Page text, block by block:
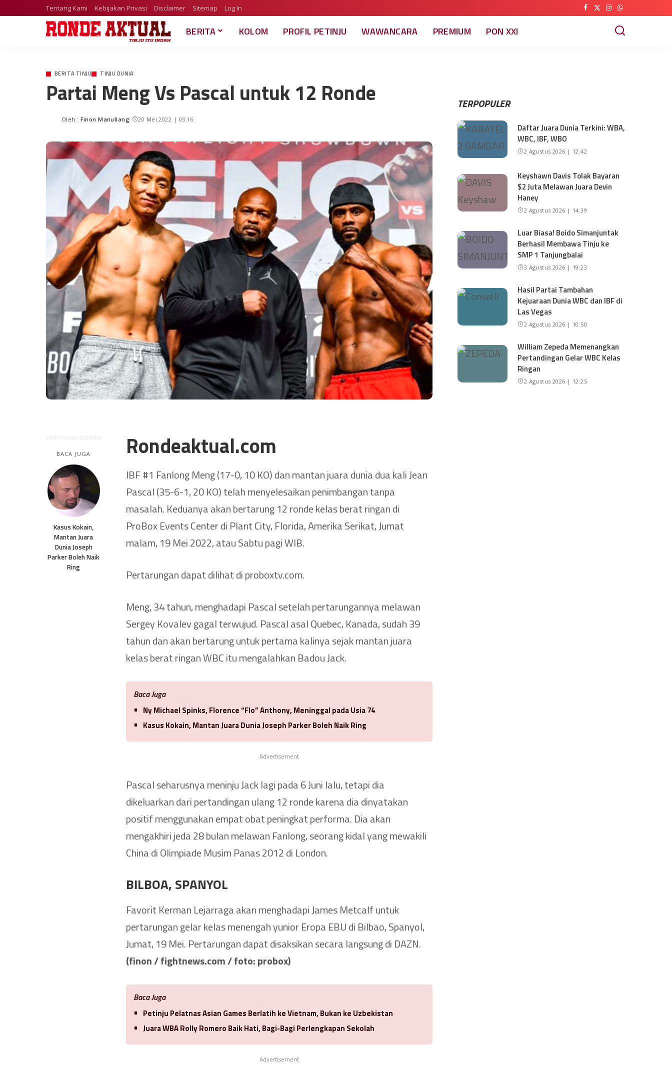
Tentang Kami Kebijakan Privasi Disclaimer Sitemap Log In
BERITA KOLOM PROFIL PETINJU WAWANCARA PREMIUM PON XXI
BERITA TINJU TINJU DUNIA
Partai Meng Vs Pascal untuk 12 Ronde
Oleh : Finon Manullang 20 Mei 2022 | 05:16
BACA JUGA
Kasus Kokain,
Mantan Juara
Dunia Joseph
Parker Boleh Naik
Ring
Rondeaktual.com
IBF #1 Fanlong Meng (17-0, 10 KO) dan mantan juara dunia dua kali Jean
Pascal (35-6-1, 20 KO) telah menyelesaikan penimbangan tanpa
masalah. Keduanya akan bertarung 12 ronde kelas berat ringan di
ProBox Events Center di Plant City, Florida, Amerika Serikat, Jumat
malam, 19 Mei 2022, atau Sabtu pagi WIB.
Pertarungan dapat dilihat di proboxtv.com.
Meng, 34 tahun, menghadapi Pascal setelah pertarungannya melawan
Sergey Kovalev gagal terwujud. Pascal asal Quebec, Kanada, sudah 39
tahun dan akan bertarung untuk pertama kalinya sejak mantan juara
kelas berat ringan WBC itu mengalahkan Badou Jack.
Baca Juga
Ny Michael Spinks, Florence “Flo” Anthony, Meninggal pada Usia 74
Kasus Kokain, Mantan Juara Dunia Joseph Parker Boleh Naik Ring
Advertisement
Pascal seharusnya meninju Jack lagi pada 6 Juni lalu, tetapi dia
dikeluarkan dari pertandingan ulang 12 ronde karena dia dinyatakan
positif menggunakan empat obat peningkat performa. Dia akan
mengakhiri jeda 28 bulan melawan Fanlong, seorang kidal yang mewakili
China di Olimpiade Musim Panas 2012 di London.
BILBOA, SPANYOL
Favorit Kerman Lejarraga akan menghadapi James Metcalf untuk
pertarungan gelar kelas menengah yunior Eropa EBU di Bilbao, Spanyol,
Jumat, 19 Mei. Pertarungan dapat disaksikan secara langsung di DAZN.
(finon / fightnews.com / foto: probox)
Baca Juga
Petinju Pelatnas Asian Games Berlatih ke Vietnam, Bukan ke Uzbekistan
Juara WBA Rolly Romero Baik Hati, Bagi-Bagi Perlengkapan Sekolah
Advertisement
TERPOPULER
Daftar Juara Dunia Terkini: WBA,
WBC, IBF, WBO
2 Agustus 2026 | 12:42
Keyshawn Davis Tolak Bayaran
$2 Juta Melawan Juara Devin
Haney
2 Agustus 2026 | 14:39
Luar Biasa! Boido Simanjuntak
Berhasil Membawa Tinju ke
SMP 1 Tanjungbalai
3 Agustus 2026 | 19:23
Hasil Partai Tambahan
Kejuaraan Dunia WBC dan IBF di
Las Vegas
2 Agustus 2026 | 10:50
William Zepeda Memenangkan
Pertandingan Gelar WBC Kelas
Ringan
2 Agustus 2026 | 12:25